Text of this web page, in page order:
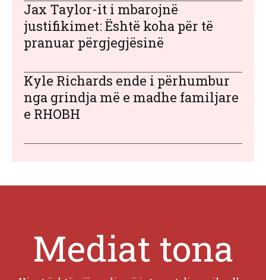
Jax Taylor-it i mbarojnë
justifikimet: Është koha për të
pranuar përgjegjësinë
Kyle Richards ende i përhumbur
nga grindja më e madhe familjare
e RHOBH
Mediat tona